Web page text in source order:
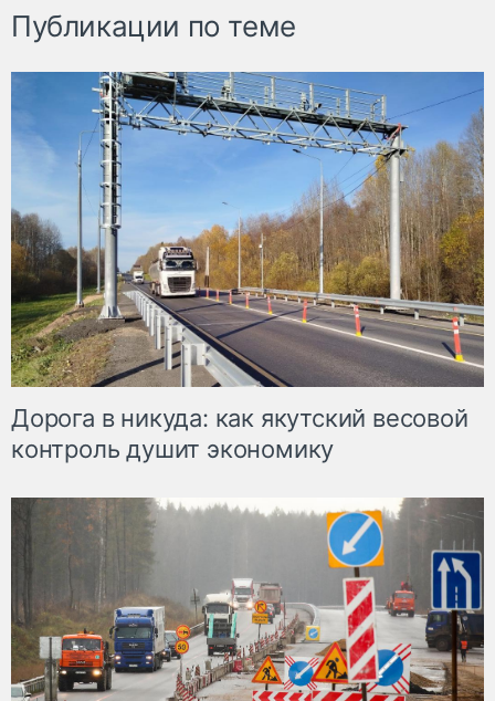
Публикации по теме
Дорога в никуда: как якутский весовой
контроль душит экономику